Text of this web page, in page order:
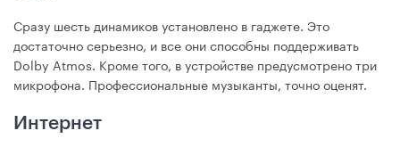
Сразу шесть динамиков установлено в гаджете. Это
достаточно серьезно, и все они способны поддерживать
Dolby Atmos. Кроме того, в устройстве предусмотрено три
микрофона. Профессиональные музыканты, точно оценят.
Интернет